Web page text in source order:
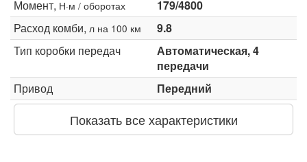
Момент, Н·м / оборотах
179/4800
Расход комби, л на 100 км
9.8
Тип коробки передач
Автоматическая, 4
передачи
Привод
Передний
Показать все характеристики